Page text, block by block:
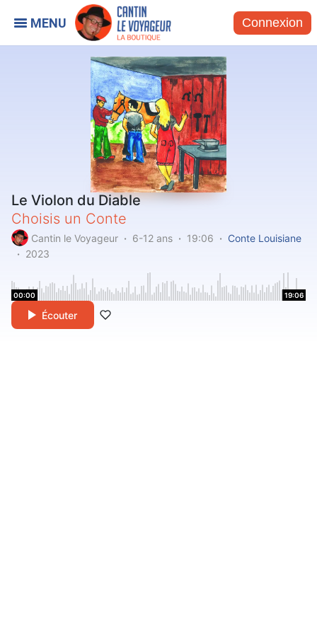
Connexion
Le Violon du Diable
Choisis un Conte
Cantin le Voyageur 6-12 ans 19:06
Conte Louisiane
2023
00:00 19:06
Écouter